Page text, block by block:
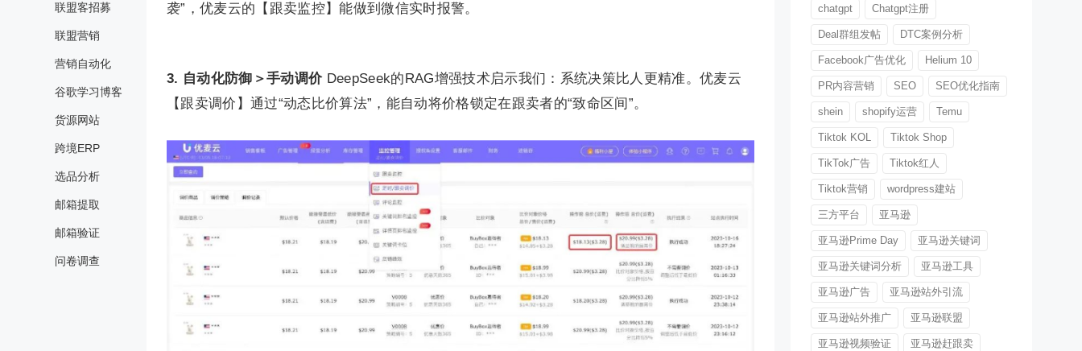
联盟客招募
联盟营销
营销自动化
谷歌学习博客
货源网站
跨境ERP
选品分析
邮箱提取
邮箱验证
问卷调查
袭”，优麦云的【跟卖监控】能做到微信实时报警。
3. 自动化防御＞手动调价 DeepSeek的RAG增强技术启示我们：系统决策比人更精准。优麦云
【跟卖调价】通过“动态比价算法”，能自动将价格锁定在跟卖者的“致命区间”。
chatgpt Chatgpt注册
Deal群组发帖 DTC案例分析
Facebook广告优化 Helium 10
PR内容营销 SEO SEO优化指南
shein shopify运营 Temu
Tiktok KOL Tiktok Shop
TikTok广告 Tiktok红人
Tiktok营销 wordpress建站
三方平台 亚马逊
亚马逊Prime Day 亚马逊关键词
亚马逊关键词分析 亚马逊工具
亚马逊广告 亚马逊站外引流
亚马逊站外推广 亚马逊联盟
亚马逊视频验证 亚马逊赶跟卖